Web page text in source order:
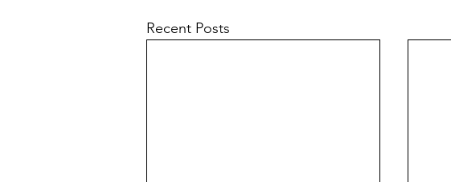
Recent Posts